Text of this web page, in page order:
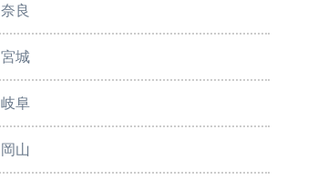
奈良
宮城
岐阜
岡山